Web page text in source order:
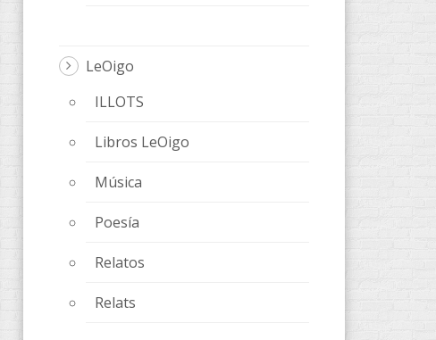
LeOigo
ILLOTS
Libros LeOigo
Música
Poesía
Relatos
Relats